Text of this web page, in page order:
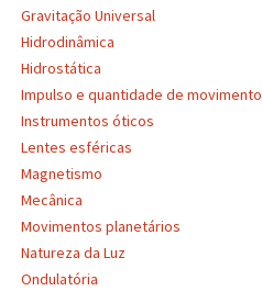
Gravitação Universal
Hidrodinâmica
Hidrostática
Impulso e quantidade de movimento
Instrumentos óticos
Lentes esféricas
Magnetismo
Mecânica
Movimentos planetários
Natureza da Luz
Ondulatória